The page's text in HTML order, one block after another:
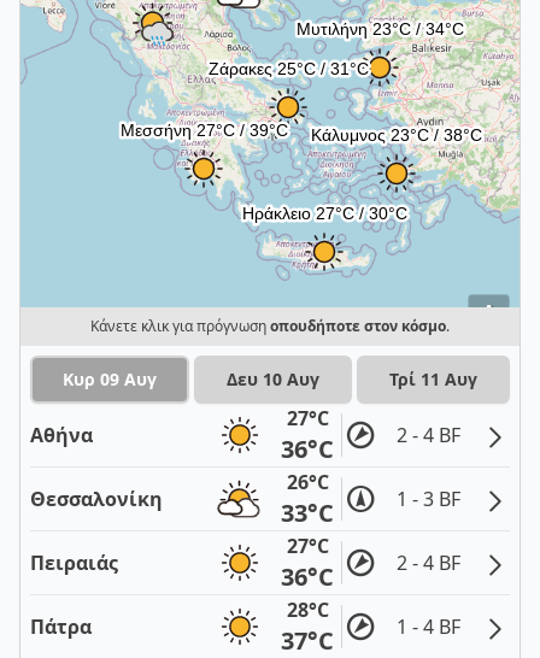
i
Κάνετε κλικ για πρόγνωσηοπουδήποτε στον κόσμο.
Κυρ 09 Αυγ Δευ 10 Αυγ Τρί 11 Αυγ
Αθήνα
27°C
36°C 2 - 4 BF
Θεσσαλονίκη
26°C
33°C 1 - 3 BF
Πειραιάς
27°C
36°C 2 - 4 BF
Πάτρα
28°C
37°C 1 - 4 BF